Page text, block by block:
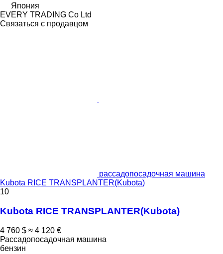
Япония
EVERY TRADING Co Ltd
Связаться с продавцом
рассадопосадочная машина
Kubota RICE TRANSPLANTER(Kubota)
10
Kubota RICE TRANSPLANTER(Kubota)
4 760 $ ≈ 4 120 €
Рассадопосадочная машина
бензин